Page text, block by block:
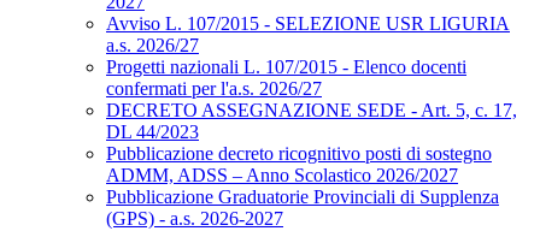
Avviso L. 107/2015 - SELEZIONE USR LIGURIA
a.s. 2026/27
Progetti nazionali L. 107/2015 - Elenco docenti
confermati per l'a.s. 2026/27
DECRETO ASSEGNAZIONE SEDE - Art. 5, c. 17,
DL 44/2023
Pubblicazione decreto ricognitivo posti di sostegno
ADMM, ADSS – Anno Scolastico 2026/2027
Pubblicazione Graduatorie Provinciali di Supplenza
(GPS) - a.s. 2026-2027